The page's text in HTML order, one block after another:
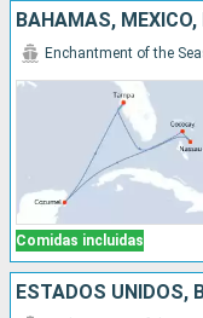
BAHAMAS,
Comidas incluidas
Enchantment of the
ESTADOS UNIDOS,